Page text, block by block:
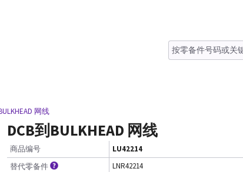
网线
DCB到BULKHEAD 网线
商品编号
LU42214
替代零备件
LNR42214